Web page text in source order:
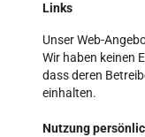
Links
Unser Web-
Wir haben keinen
dass deren
einhalten.
Nutzung